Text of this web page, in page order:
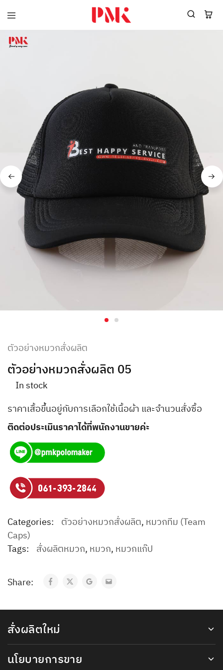
PMK
เสื้อ
โปโล
ยูนิฟอร์ม
พร้อม
โลโก้
ผู้
ISO9001
และ
อุตสาหกรรม
สี
เขียว
ระดับ
ที่2
ตัวอย่างหมวกสั่งผลิต
ตัวอย่างหมวกสั่งผลิต 05
In stock
ราคาเสื้อขึ้นอยู่กับการเลือกใช้เนื้อผ้า และจำนวนสั่งซื้อ
ติดต่อประเมินราคาได้ที่พนักงานขายค่ะ
Categories: ตัวอย่างหมวกสั่งผลิต, หมวกทีม (Team
Caps)
Tags: สั่งผลิตหมวก, หมวก, หมวกแก๊ป
Share:
สั่งผลิตใหม่
นโยบายการขาย